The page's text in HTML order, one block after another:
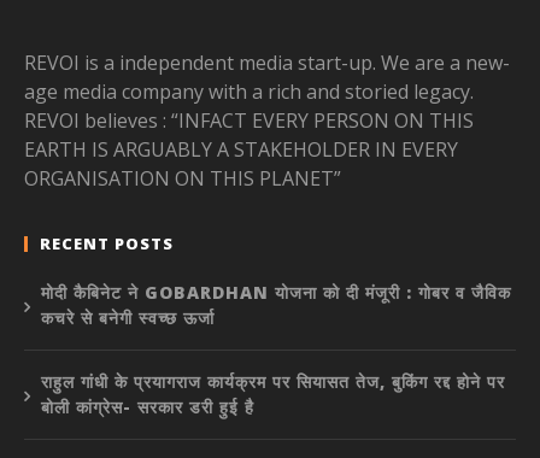
REVOI is a independent media start-up. We are a new-
age media company with a rich and storied legacy.
REVOI believes : “INFACT EVERY PERSON ON THIS
EARTH IS ARGUABLY A STAKEHOLDER IN EVERY
ORGANISATION ON THIS PLANET”
RECENT POSTS
मोदी कैबिनेट ने GOBARDHAN योजना को दी मंजूरी : गोबर व जैविक
कचरे से बनेगी स्वच्छ ऊर्जा
राहुल गांधी के प्रयागराज कार्यक्रम पर सियासत तेज, बुकिंग रद्द होने पर
बोली कांग्रेस- सरकार डरी हुई है